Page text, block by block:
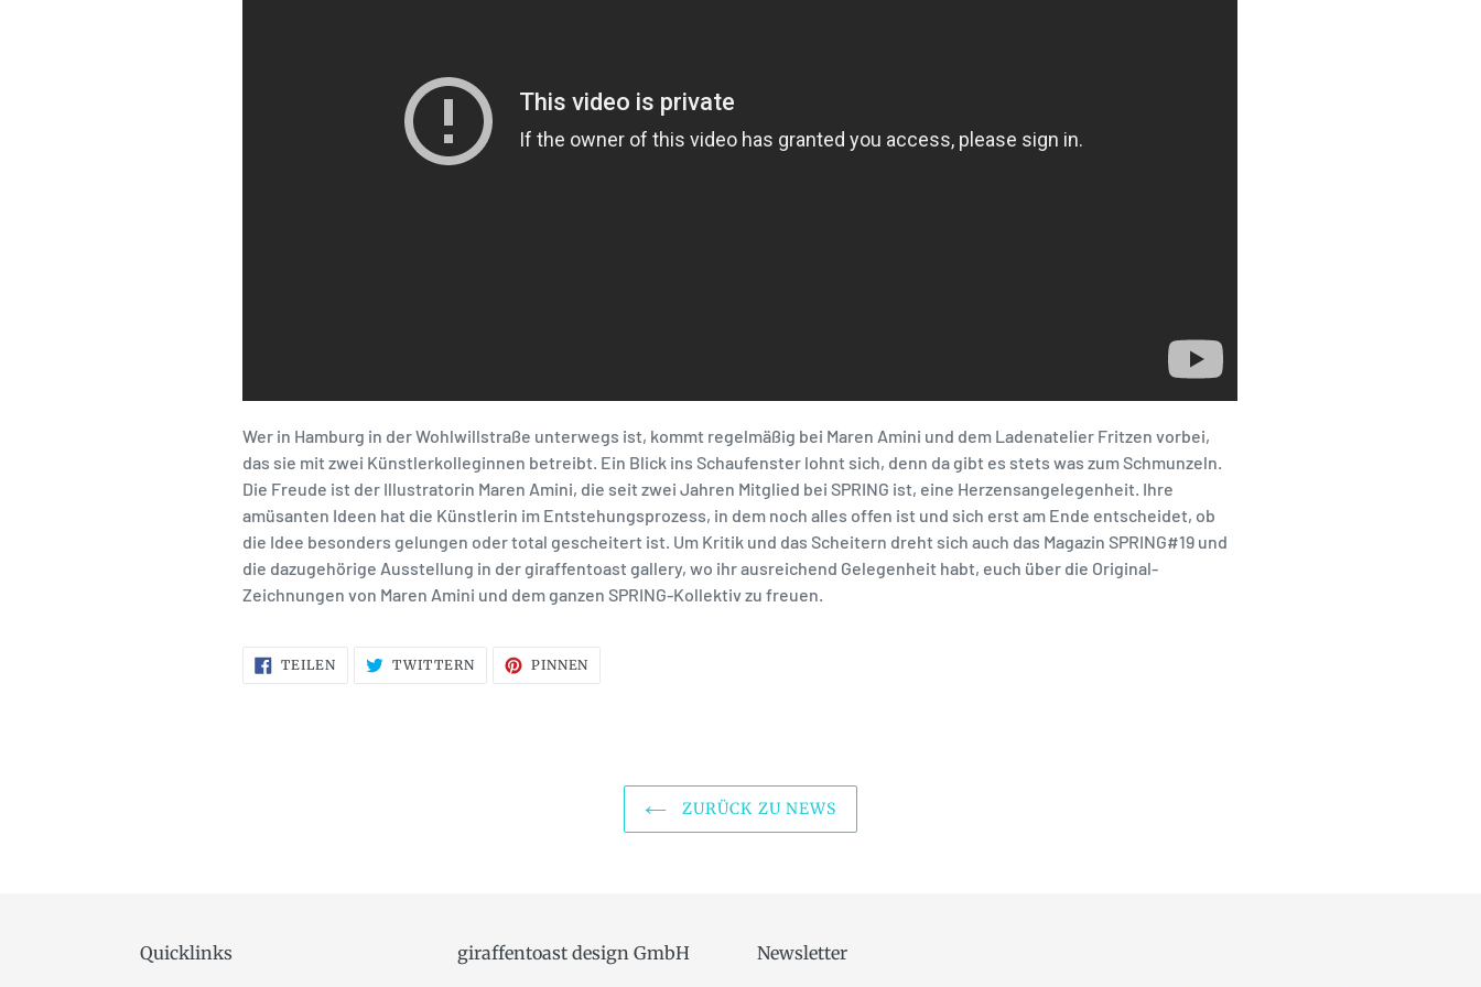
Wer in Hamburg in der Wohlwillstraße unterwegs ist, kommt regelmäßig bei Maren Amini und dem Ladenatelier Fritzen vorbei,
das sie mit zwei Künstlerkolleginnen betreibt. Ein Blick ins Schaufenster lohnt sich, denn da gibt es stets was zum Schmunzeln.
Die Freude ist der Illustratorin Maren Amini, die seit zwei Jahren Mitglied bei SPRING ist, eine Herzensangelegenheit. Ihre
amüsanten Ideen hat die Künstlerin im Entstehungsprozess, in dem noch alles offen ist und sich erst am Ende entscheidet, ob
die Idee besonders gelungen oder total gescheitert ist. Um Kritik und das Scheitern dreht sich auch das Magazin SPRING#19 und
die dazugehörige Ausstellung in der giraffentoast gallery, wo ihr ausreichend Gelegenheit habt, euch über die Original-
Zeichnungen von Maren Amini und dem ganzen SPRING-Kollektiv zu freuen.
TEILEN
FACEBOOK
TWITTERNAUF
TWITTER
PINNEN
ZURÜCK ZU NEWS
Quicklinks giraffentoast design GmbH Newsletter